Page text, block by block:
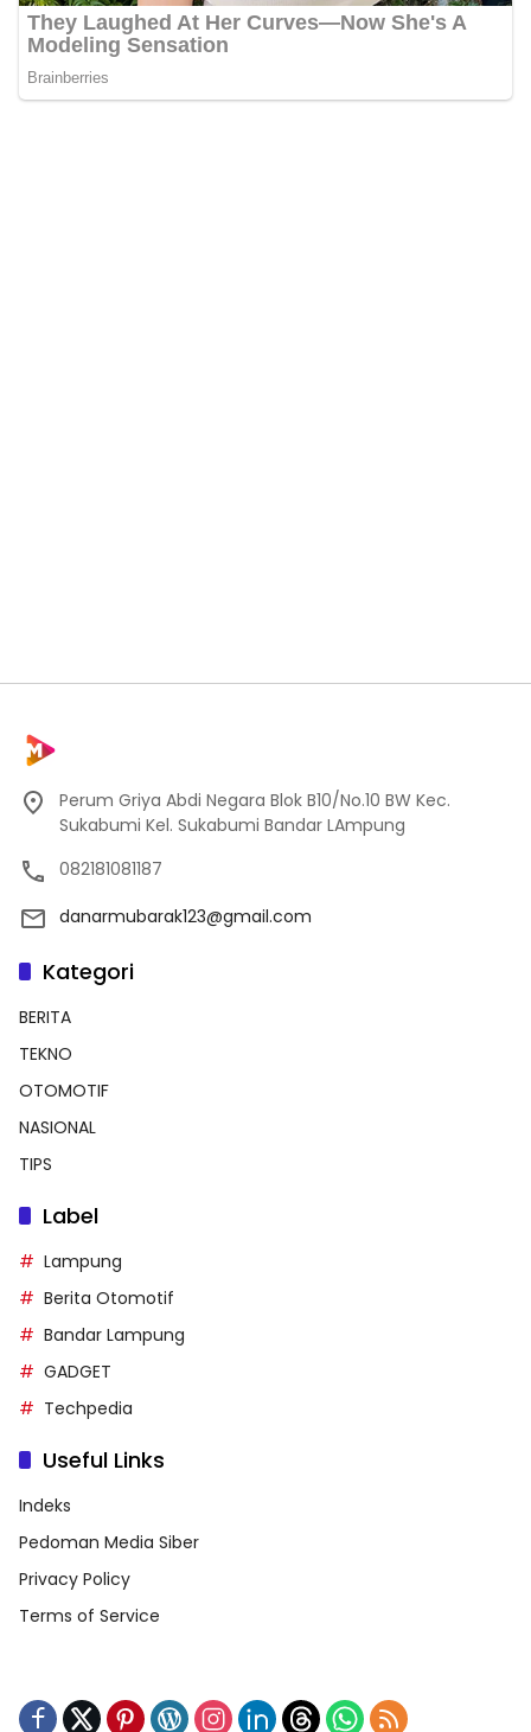
Perum Griya Abdi Negara Blok B10/No.10 BW Kec.
Sukabumi Kel. Sukabumi Bandar LAmpung
082181081187
danarmubarak123@gmail.com
Kategori
BERITA
TEKNO
OTOMOTIF
NASIONAL
TIPS
Label
Lampung
Berita Otomotif
Bandar Lampung
GADGET
Techpedia
Useful Links
Indeks
Pedoman Media Siber
Privacy Policy
Terms of Service